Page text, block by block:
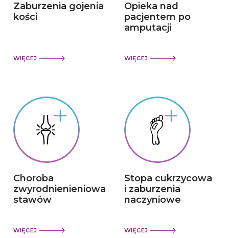
Zaburzenia gojenia
kości
WIĘCEJ
Opieka nad
pacjentem po
amputacji
WIĘCEJ
Choroba
zwyrodnienieniowa
stawów
WIĘCEJ
Stopa cukrzycowa
i zaburzenia
naczyniowe
WIĘCEJ